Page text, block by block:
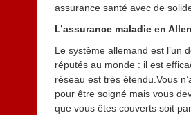
assurance santé avec de
L’assurance maladie en
Le système allemand est l’un
réputés au monde : il est
réseau est très étendu.Vous
pour être soigné mais vous
que vous êtes couverts soit